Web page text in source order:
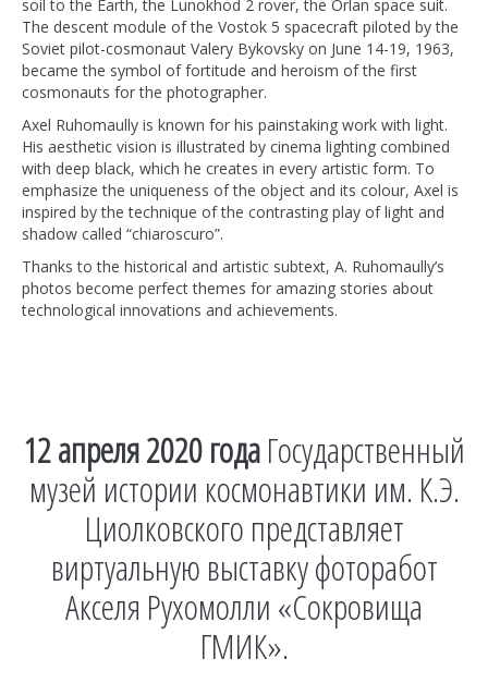
soil to the Earth, the Lunokhod 2 rover, the Orlan space suit.
The descent module of the Vostok 5 spacecraft piloted by the
Soviet pilot-cosmonaut Valery Bykovsky on June 14-19, 1963,
became the symbol of fortitude and heroism of the first
cosmonauts for the photographer.
Axel Ruhomaully is known for his painstaking work with light.
His aesthetic vision is illustrated by cinema lighting combined
with deep black, which he creates in every artistic form. To
emphasize the uniqueness of the object and its colour, Axel is
inspired by the technique of the contrasting play of light and
shadow called “chiaroscuro”.
Thanks to the historical and artistic subtext, A. Ruhomaully’s
photos become perfect themes for amazing stories about
technological innovations and achievements.
12 апреля 2020 годаГосударственный
музей истории космонавтики им. К.Э.
Циолковского представляет
виртуальную выставку фоторабот
Акселя Рухомолли «Сокровища
ГМИК».